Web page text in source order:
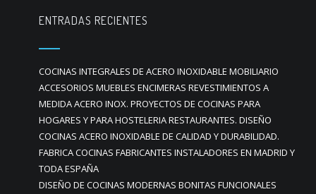
ENTRADAS RECIENTES
COCINAS INTEGRALES DE ACERO INOXIDABLE MOBILIARIO
ACCESORIOS MUEBLES ENCIMERAS REVESTIMIENTOS A
MEDIDA ACERO INOX. PROYECTOS DE COCINAS PARA
HOGARES Y PARA HOSTELERIA RESTAURANTES. DISEÑO
COCINAS ACERO INOXIDABLE DE CALIDAD Y DURABILIDAD.
FABRICA COCINAS FABRICANTES INSTALADORES EN MADRID Y
TODA ESPAÑA
DISEÑO DE COCINAS MODERNAS BONITAS FUNCIONALES